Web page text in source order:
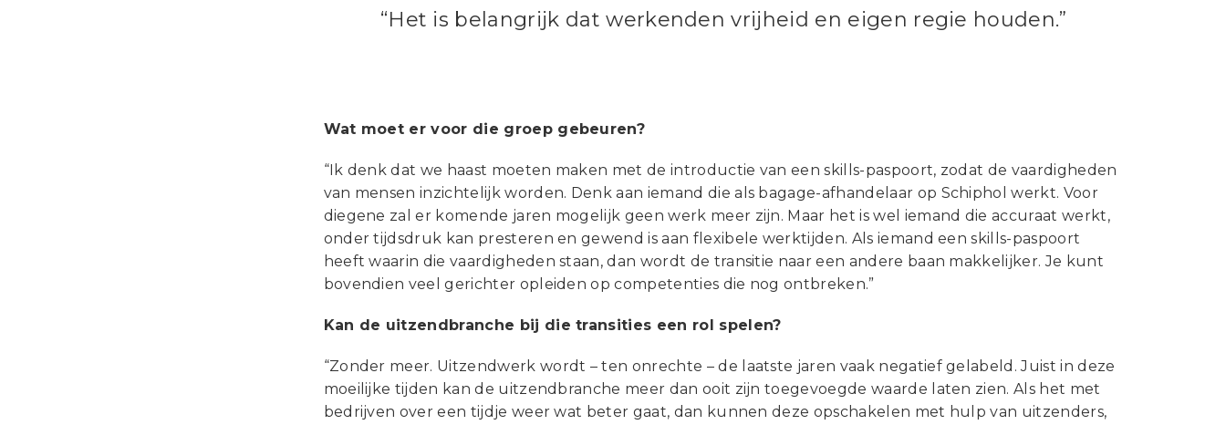
“Het is belangrijk dat werkenden vrijheid en eigen regie houden.”
Wat moet er voor die groep gebeuren?
“Ik denk dat we haast moeten maken met de introductie van een skills-paspoort, zodat de vaardigheden
van mensen inzichtelijk worden. Denk aan iemand die als bagage-afhandelaar op Schiphol werkt. Voor
diegene zal er komende jaren mogelijk geen werk meer zijn. Maar het is wel iemand die accuraat werkt,
onder tijdsdruk kan presteren en gewend is aan flexibele werktijden. Als iemand een skills-paspoort
heeft waarin die vaardigheden staan, dan wordt de transitie naar een andere baan makkelijker. Je kunt
bovendien veel gerichter opleiden op competenties die nog ontbreken.”
Kan de uitzendbranche bij die transities een rol spelen?
“Zonder meer. Uitzendwerk wordt – ten onrechte – de laatste jaren vaak negatief gelabeld. Juist in deze
moeilijke tijden kan de uitzendbranche meer dan ooit zijn toegevoegde waarde laten zien. Als het met
bedrijven over een tijdje weer wat beter gaat, dan kunnen deze opschakelen met hulp van uitzenders,